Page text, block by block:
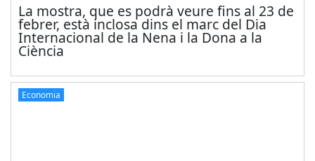
La mostra, que es podrà veure fins al 23 de
febrer, està inclosa dins el marc del Dia
Internacional de la Nena i la Dona a la
Ciència
Economia